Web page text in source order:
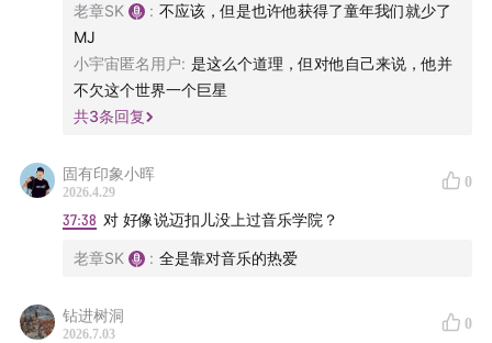
老章SK : 不应该，但是也许他获得了童年我们就少了
MJ
小宇宙匿名用户: 是这么个道理，但对他自己来说，他并
不欠这个世界一个巨星
共3条回复
固有印象小晖
2026.4.29
0
37:38 对 好像说迈扣儿没上过音乐学院？
老章SK : 全是靠对音乐的热爱
钻进树洞
2026.7.03
0